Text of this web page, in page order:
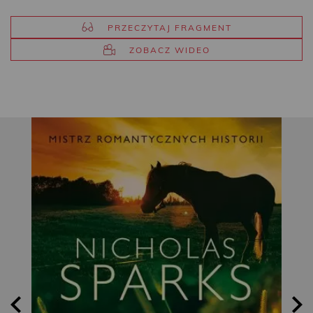
PRZECZYTAJ FRAGMENT
ZOBACZ WIDEO